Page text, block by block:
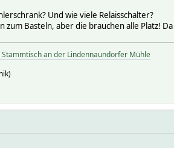
Und wie viele Relaisschalter?
zum Basteln, aber die brauchen alle Platz!
Stammtisch an der Lindennaundorfer Mühle